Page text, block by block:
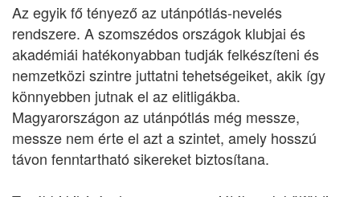
Az egyik fő tényező az utánpótlás-nevelés
rendszere. A szomszédos országok klubjai és
akadémiái hatékonyabban tudják felkészíteni és
nemzetközi szintre juttatni tehetségeiket, akik így
könnyebben jutnak el az elitligákba.
Magyarországon az utánpótlás még messze,
messze nem érte el azt a szintet, amely hosszú
távon fenntartható sikereket biztosítana.